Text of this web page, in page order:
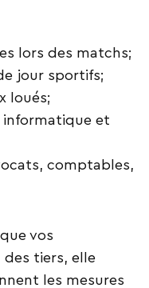
lors des matchs;
jour sportifs;
loués;
informatique et
comptables,
vos
des tiers, elle
les mesures